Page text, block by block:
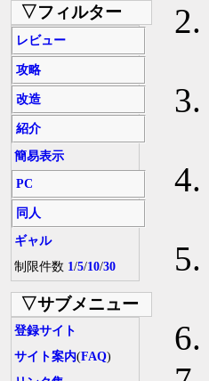
▽フィルター
レビュー
攻略
改造
紹介
簡易表示
PC
同人
ギャル
制限件数 1/5/10/30
▽サブメニュー
登録サイト
サイト案内(FAQ)